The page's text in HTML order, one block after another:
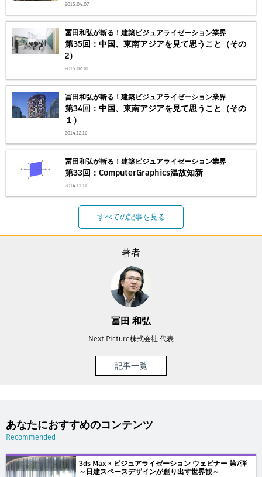
2015.04.07
冨田和弘が斬る！建築ビジュアライゼーション業界
第35回：中国、東南アジアを見て思うこと（その
2）
2015.02.10
冨田和弘が斬る！建築ビジュアライゼーション業界
第34回：中国、東南アジアを見て思うこと（その
１）
2014.12.16
冨田和弘が斬る！建築ビジュアライゼーション業界
第33回：ComputerGraphics温故知新
2014.11.11
すべての記事を見る
著者
冨田 和弘
Next Picture株式会社 代表
記事一覧
あなたにおすすめのコンテンツ
Recommended
3ds Max × ビジュアライゼーション ウェビナー 第7弾
～日建スペースデザインが創り出す世界観～